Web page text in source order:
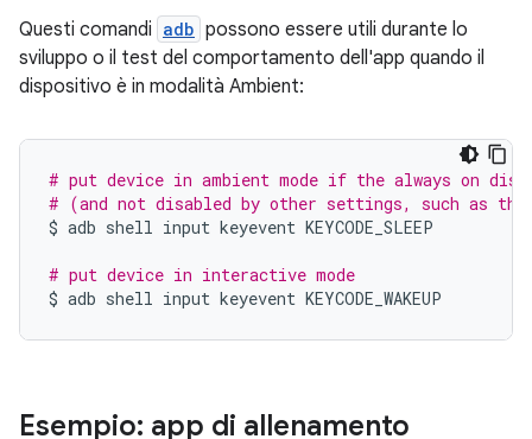
Questi comandi adb possono essere utili durante lo
sviluppo o il test del comportamento dell'app quando il
dispositivo è in modalità Ambient:
# put device in ambient mode if the always on
# (and not disabled by other settings, such as
$ adb shell input keyevent KEYCODE_SLEEP
# put device in interactive mode
$ adb shell input keyevent
Esempio: app di allenamento